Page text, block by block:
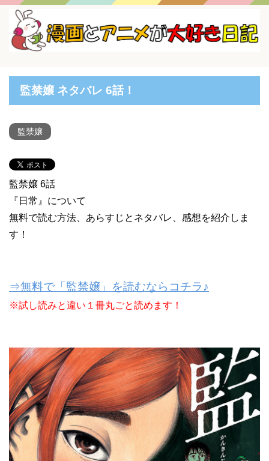
監禁嬢 ネタバレ 6話！
監禁嬢
監禁嬢 6話
『日常』について
無料で読む方法、あらすじとネタバレ、感想を紹介しま
す！
⇒無料で「監禁嬢」を読むならコチラ♪
※試し読みと違い１冊丸ごと読めます！